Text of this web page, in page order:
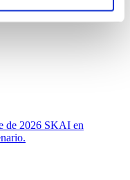
de 2026 SKAI en